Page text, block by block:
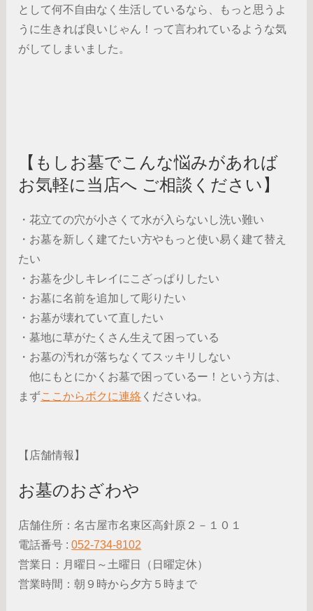
として何不自由なく生活しているなら、もっと思うよ
うに生きれば良いじゃん！って言われているような気
がしてしまいました。
【もしお墓でこんな悩みがあれば
お気軽に当店へ ご相談ください】
・花立ての穴が小さくて水が入らないし洗い難い
・お墓を新しく建てたい方やもっと使い易く建て替え
たい
・お墓を少しキレイにこざっぱりしたい
・お墓に名前を追加して彫りたい
・お墓が壊れていて直したい
・墓地に草がたくさん生えて困っている
・お墓の汚れが落ちなくてスッキリしない
他にもとにかくお墓で困っているー！という方は、
まずここからボクに連絡 くださいね。
【店舗情報】
お墓のおざわや
店舗住所：名古屋市名東区高針原２－１０１
電話番号 :052-734-8102
営業日：月曜日～土曜日（日曜定休）
営業時間：朝９時から夕方５時まで